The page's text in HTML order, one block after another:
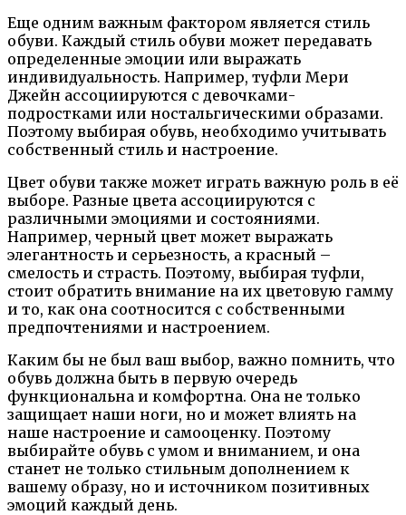
Еще одним важным фактором является стиль
обуви. Каждый стиль обуви может передавать
определенные эмоции или выражать
индивидуальность. Например, туфли Мери
Джейн ассоциируются с девочками-
подростками или ностальгическими образами.
Поэтому выбирая обувь, необходимо учитывать
собственный стиль и настроение.
Цвет обуви также может играть важную роль в её
выборе. Разные цвета ассоциируются с
различными эмоциями и состояниями.
Например, черный цвет может выражать
элегантность и серьезность, а красный –
смелость и страсть. Поэтому, выбирая туфли,
стоит обратить внимание на их цветовую гамму
и то, как она соотносится с собственными
предпочтениями и настроением.
Каким бы не был ваш выбор, важно помнить, что
обувь должна быть в первую очередь
функциональна и комфортна. Она не только
защищает наши ноги, но и может влиять на
наше настроение и самооценку. Поэтому
выбирайте обувь с умом и вниманием, и она
станет не только стильным дополнением к
вашему образу, но и источником позитивных
эмоций каждый день.